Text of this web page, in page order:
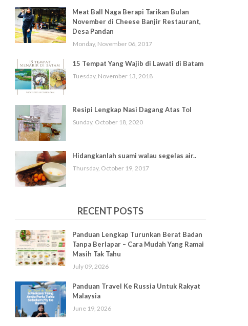
Meat Ball Naga Berapi Tarikan Bulan
November di Cheese Banjir Restaurant,
Desa Pandan
Monday, November 06, 2017
15 Tempat Yang Wajib di Lawati di Batam
Tuesday, November 13, 2018
Resipi Lengkap Nasi Dagang Atas Tol
Sunday, October 18, 2020
Hidangkanlah suami walau segelas air..
Thursday, October 19, 2017
RECENT POSTS
Panduan Lengkap Turunkan Berat Badan
Tanpa Berlapar – Cara Mudah Yang Ramai
Masih Tak Tahu
July 09, 2026
Panduan Travel Ke Russia Untuk Rakyat
Malaysia
June 19, 2026